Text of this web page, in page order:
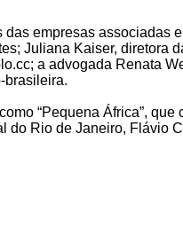
empresas
Juliana Kaiser,
a advogada Renata
brasileira.
“Pequena África”,
Rio de Janeiro, Flávio